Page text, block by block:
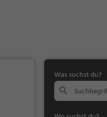
Was suchst du?